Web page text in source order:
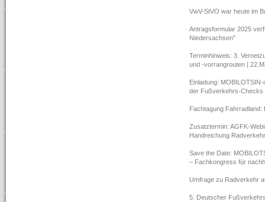
VwV-StVO war heute im
Antragsformular 2025
Niedersachsen"
Terminhinweis: 3.
und -vorrangrouten |
Einladung:
der Fußverkehrs-Checks
Fachtagung
Zusatztermin: AGFK-
Handreichung
Save the Date:
– Fachkongress für
Umfrage zu Radverkehr
5. Deutscher